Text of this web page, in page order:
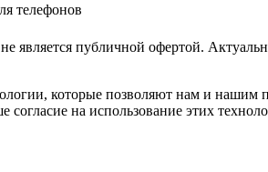
телефонов
является публичной офертой.
которые позволяют нам и нашим
согласие на использование этих